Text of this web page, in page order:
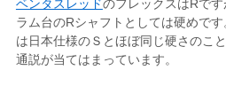
ベンタスレッドのフレックスはRで
ラム台のRシャフトとしては硬めで
は日本仕様のＳとほぼ同じ硬さのこ
通説が当てはまっています。